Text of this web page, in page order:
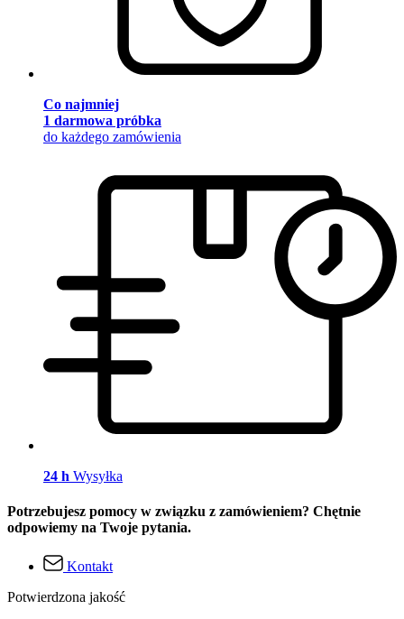
Co najmniej
1 darmowa próbka
do każdego zamówienia
24 h Wysyłka
Potrzebujesz pomocy w związku z zamówieniem? Chętnie
odpowiemy na Twoje pytania.
Kontakt
Potwierdzona jakość